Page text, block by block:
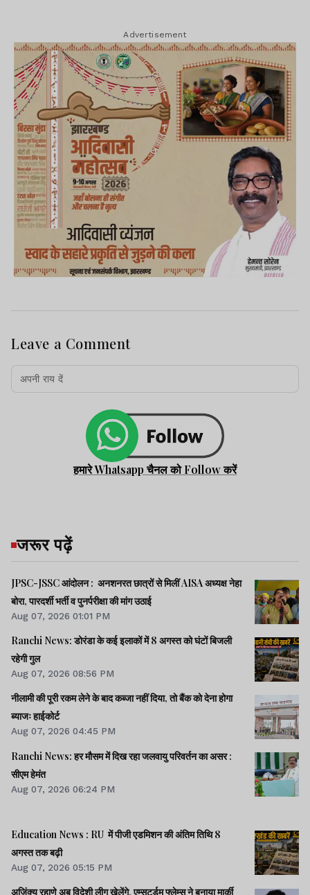
Advertisement
Leave a Comment
हमारे Whatsapp चैनल को Follow करें
जरूर पढ़ें
JPSC-JSSC आंदोलन : अनशनरत छात्रों से मिलीं AISA अध्यक्ष नेहा
बोरा, पारदर्शी भर्ती व पुनर्परीक्षा की मांग उठाई
Aug 07, 2026 01:01 PM
Ranchi News: डोरंडा के कई इलाकों में 8 अगस्त को घंटों बिजली
रहेगी गुल
Aug 07, 2026 08:56 PM
नीलामी की पूरी रकम लेने के बाद कब्जा नहीं दिया, तो बैंक को देना होगा
ब्याजः हाईकोर्ट
Aug 07, 2026 04:45 PM
Ranchi News: हर मौसम में दिख रहा जलवायु परिवर्तन का असर :
सीएम हेमंत
Aug 07, 2026 06:24 PM
Education News : RU में पीजी एडमिशन की अंतिम तिथि 8
अगस्त तक बढ़ी
Aug 07, 2026 05:15 PM
अजिंक्य रहाणे अब विदेशी लीग खेलेंगे, एम्सटर्डम फ्लेम्स ने बनाया मार्की